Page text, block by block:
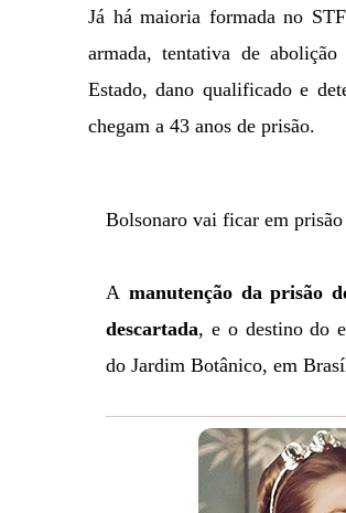
Já há maioria formada no
armada, tentativa de
Estado, dano qualificado e
chegam a 43 anos de prisão.
Bolsonaro vai ficar em
A manutenção da prisão
descartada, e o destino do
do Jardim Botânico, em